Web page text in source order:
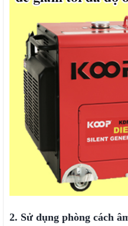
2. Sử dụng phòng cách